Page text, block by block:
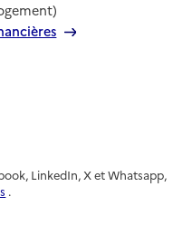
sur X
LinkedIn, X et Whatsapp,
.